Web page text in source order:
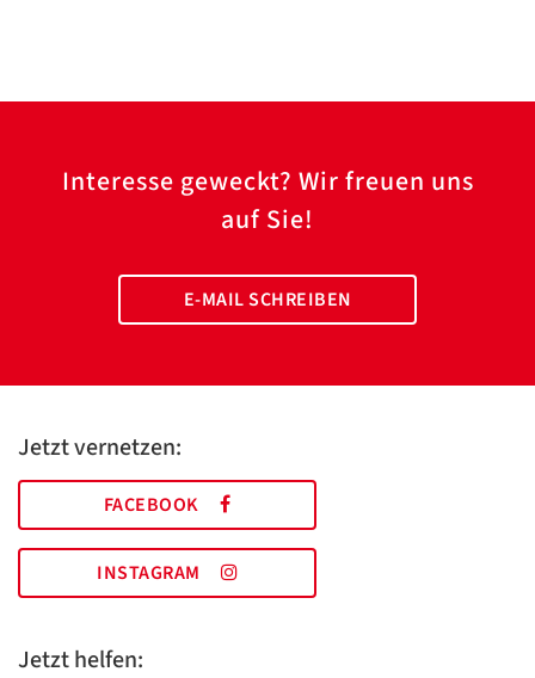
Interesse geweckt? Wir freuen uns
auf Sie!
E-MAIL SCHREIBEN
Jetzt vernetzen:
FACEBOOK
INSTAGRAM
Jetzt helfen: